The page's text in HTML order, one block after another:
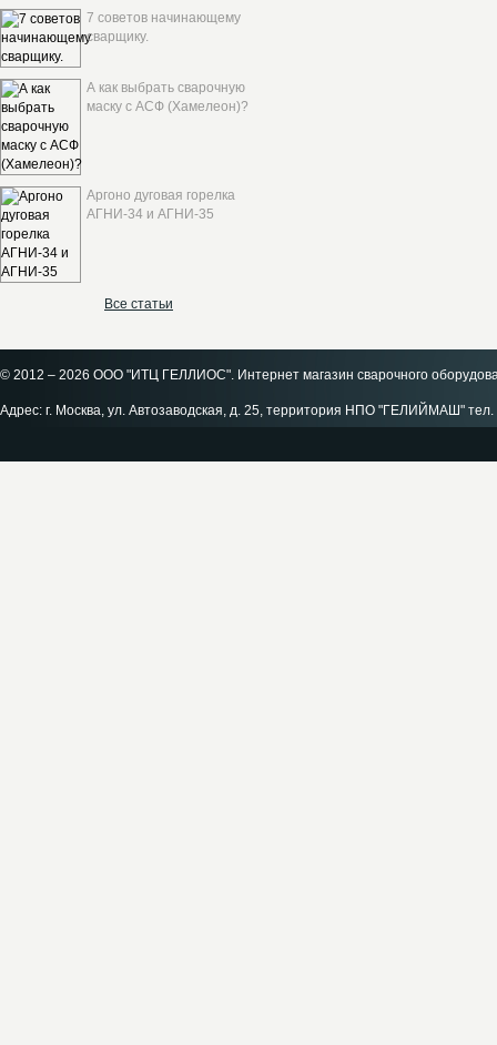
7 советов начинающему
сварщику.
А как выбрать сварочную
маску с АСФ (Хамелеон)?
Аргоно дуговая горелка
АГНИ-34 и АГНИ-35
Все статьи
© 2012 – 2026 ООО "ИТЦ ГЕЛЛИОС". Интернет магазин сварочного
Адрес: г. Москва, ул. Автозаводская, д. 25, территория НПО "ГЕЛИЙМАШ"